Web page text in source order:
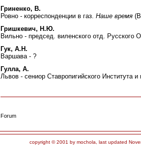
Гриненко, В.
Ровно - корреспонденции в газ. Наше время
Гришкевич, Н.Ю.
Вильно - председ. виленского отд. Русского
Гук, А.Н.
Варшава - ?
Гулла, А.
Львов - сениор Ставропигийского Института
Forum
copyright © 2001 by mochola, last updated